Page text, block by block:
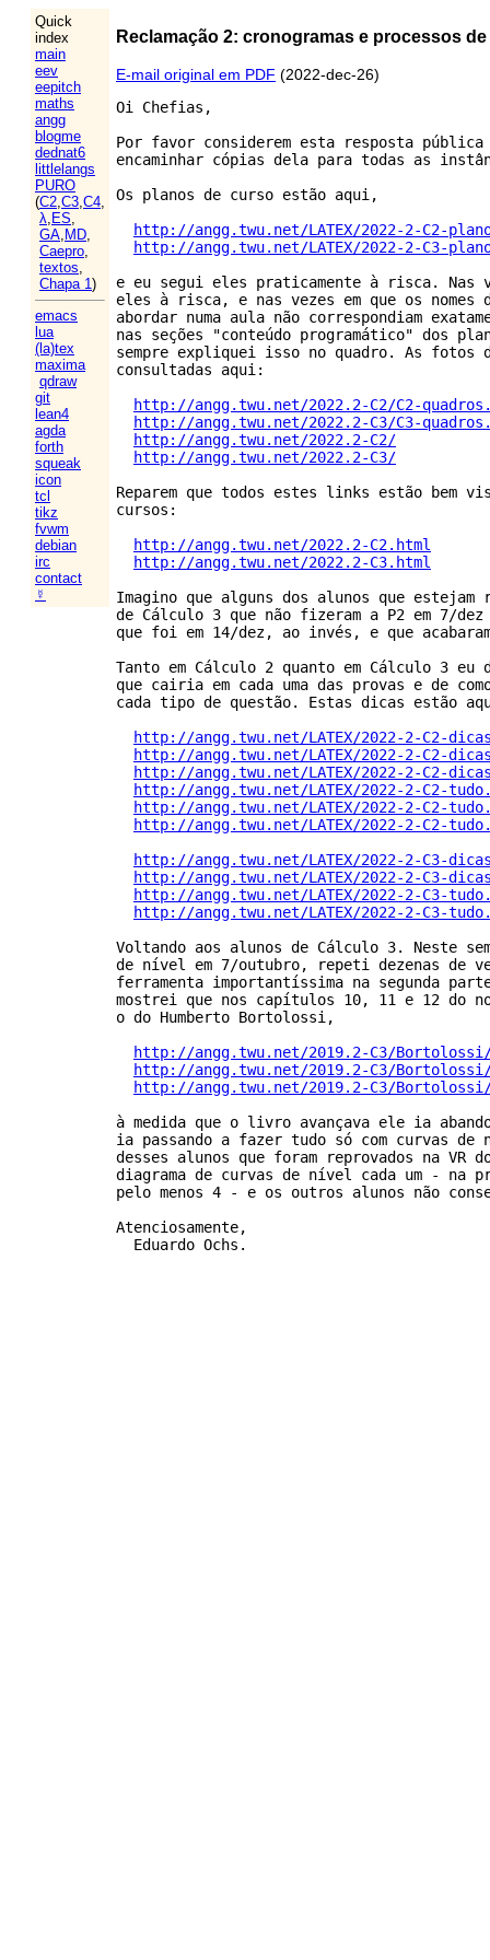
Quick
index
main
eev
eepitch
maths
angg
blogme
dednat6
littlelangs
PURO
(C2,C3,C4,
λ, ES,
GA, MD,
Caepro,
textos,
Chapa 1)
emacs
lua
(la)tex
maxima
qdraw
git
lean4
agda
forth
squeak
icon
tcl
tikz
fvwm
debian
irc
contact
☿
Reclamação 2: cronogramas e processos
E-mail original em PDF (2022-dec-26)
Oi Chefias,
Por favor considerem esta resposta
encaminhar cópias dela para todas as
Os planos de curso estão aqui,
http://angg.twu.net/LATEX/2022-2-C2-
http://angg.twu.net/LATEX/2022-2-C3-
e eu segui eles praticamente à risca. Nas
eles à risca, e nas vezes em que os nomes
abordar numa aula não correspondiam
nas seções "conteúdo programático" dos
sempre expliquei isso no quadro. As fotos
consultadas aqui:
http://angg.twu.net/2022.2-C2/C2-
http://angg.twu.net/2022.2-C3/C3-
http://angg.twu.net/2022.2-C2/
http://angg.twu.net/2022.2-C3/
Reparem que todos estes links estão bem
cursos:
http://angg.twu.net/2022.2-C2.html
http://angg.twu.net/2022.2-C3.html
Imagino que alguns dos alunos que estejam
de Cálculo 3 que não fizeram a P2 em 7/
que foi em 14/dez, ao invés, e que
Tanto em Cálculo 2 quanto em Cálculo 3
que cairia em cada uma das provas e de
cada tipo de questão. Estas dicas estão
http://angg.twu.net/LATEX/2022-2-C2-
http://angg.twu.net/LATEX/2022-2-C2-
http://angg.twu.net/LATEX/2022-2-C2-
http://angg.twu.net/LATEX/2022-2-C2-
http://angg.twu.net/LATEX/2022-2-C2-
http://angg.twu.net/LATEX/2022-2-C2-
http://angg.twu.net/LATEX/2022-2-C3-
http://angg.twu.net/LATEX/2022-2-C3-
http://angg.twu.net/LATEX/2022-2-C3-
http://angg.twu.net/LATEX/2022-2-C3-
Voltando aos alunos de Cálculo 3. Neste
de nível em 7/outubro, repeti dezenas de
ferramenta importantíssima na segunda
mostrei que nos capítulos 10, 11 e 12 do
o do Humberto Bortolossi,
http://angg.twu.net/2019.2-C3/
http://angg.twu.net/2019.2-C3/
http://angg.twu.net/2019.2-C3/
à medida que o livro avançava ele ia
ia passando a fazer tudo só com curvas
desses alunos que foram reprovados na VR
diagrama de curvas de nível cada um - na
pelo menos 4 - e os outros alunos não
Atenciosamente,